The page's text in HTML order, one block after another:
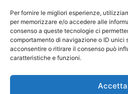
Per fornire le migliori esperienze,
per memorizzare e/o accedere alle
consenso a queste tecnologie ci
comportamento di navigazione o ID unici
acconsentire o ritirare il consenso può
caratteristiche e funzioni.
Accetta
informazioni!
INDIRIZZO:
V.le Lombardia 63 ang. Via
20131 Milano MI
Telefono:022822961
info@locker.it